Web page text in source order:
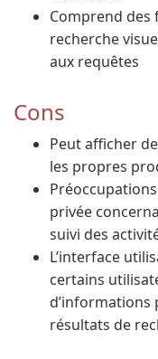
Comprend des
recherche
aux requêtes
Cons
Peut afficher
les propres
privée
suivi des
L’interface
certains
d’informations
résultats de